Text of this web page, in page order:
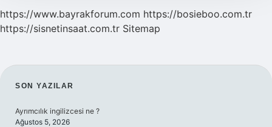
https://www.bayrakforum.com https://bosieboo.com.tr
https://sisnetinsaat.com.tr Sitemap
SIDEBAR
SON YAZILAR
Ayrımcılık ingilizcesi ne ?
Ağustos 5, 2026